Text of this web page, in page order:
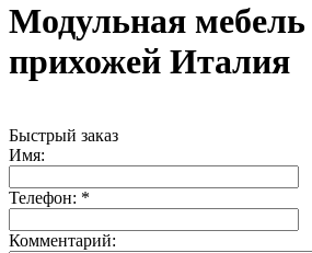
Модульная мебель
прихожей Италия
Быстрый заказ
Имя:
Телефон: *
Комментарий: